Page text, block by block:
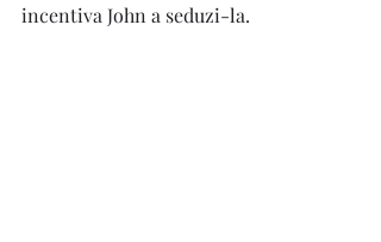
incentiva John a seduzi-la.